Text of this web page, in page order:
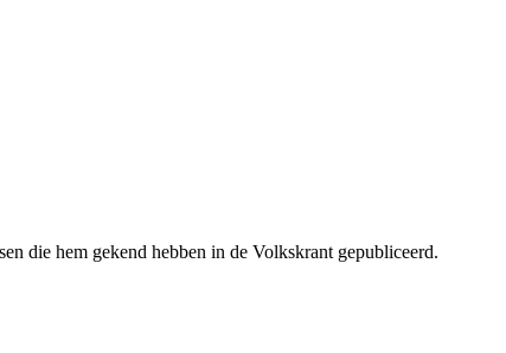
die hem gekend hebben in de Volkskrant gepubliceerd.